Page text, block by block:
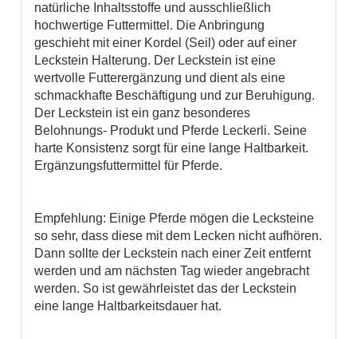
natürliche Inhaltsstoffe und ausschließlich
hochwertige Futtermittel. Die Anbringung
geschieht mit einer Kordel (Seil) oder auf einer
Leckstein Halterung. Der Leckstein ist eine
wertvolle Futterergänzung und dient als eine
schmackhafte Beschäftigung und zur Beruhigung.
Der Leckstein ist ein ganz besonderes
Belohnungs- Produkt und Pferde Leckerli. Seine
harte Konsistenz sorgt für eine lange Haltbarkeit.
Ergänzungsfuttermittel für Pferde.
Empfehlung: Einige Pferde mögen die Lecksteine
so sehr, dass diese mit dem Lecken nicht aufhören.
Dann sollte der Leckstein nach einer Zeit entfernt
werden und am nächsten Tag wieder angebracht
werden. So ist gewährleistet das der Leckstein
eine lange Haltbarkeitsdauer hat.